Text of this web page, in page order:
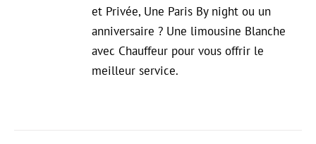
et Privée, Une Paris By night ou un
anniversaire ? Une limousine Blanche
avec Chauffeur pour vous offrir le
meilleur service.